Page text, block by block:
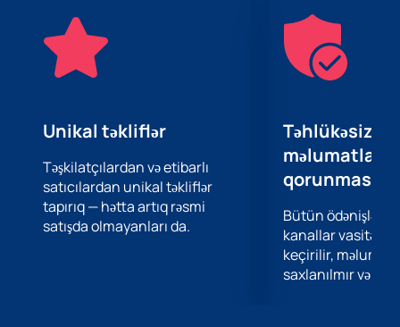
həmfikir insanın iştirakı ilə yarış atmosferindən zövq
almaq üçün unikal bir fürsət verilir.
Futbol tarixinin bir hissəsi olmaq şansını qaçırmayın!
"Qarabağ" - "Olympia Lyublyana" matçına biletləri indi
əldə edin.
Unikal təkliflər
Təşkilatçılardan və etibarlı
satıcılardan unikal təkliflər
tapırıq — hətta artıq rəsmi
satışda olmayanları da.
Təhlükəsiz
məlumatların
qorunması
Bütün ödənişlər
kanallar
keçirilir,
saxlanılmır və